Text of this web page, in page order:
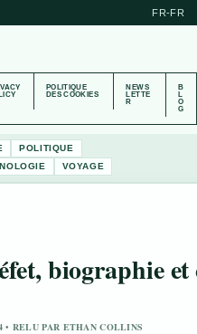
FR-FR
POLITIQUE
DES COOKIES
NEWS
LETTE
R
B
L
O
G
POLITIQUE
VOYAGE
biographie et
• RELU PAR ETHAN COLLINS